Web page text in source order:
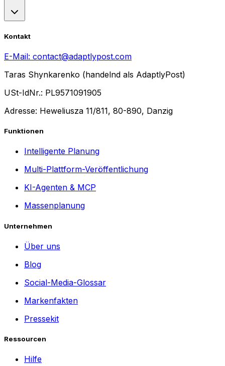
Kontakt
E-Mail: contact@adaptlypost.com
Taras Shynkarenko (handelnd als AdaptlyPost)
USt-IdNr.: PL9571091905
Adresse: Heweliusza 11/811, 80-890, Danzig
Funktionen
Intelligente Planung
Multi-Plattform-Veröffentlichung
KI-Agenten & MCP
Massenplanung
Unternehmen
Über uns
Blog
Social-Media-Glossar
Markenfakten
Pressekit
Ressourcen
Hilfe